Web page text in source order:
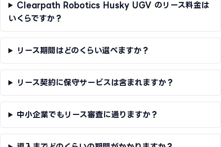
Clearpath Robotics Husky UGV のリース料金は
いくらですか？
リース期間はどのくらい選べますか？
リース契約に保守サービスは含まれますか？
中小企業でもリース審査に通りますか？